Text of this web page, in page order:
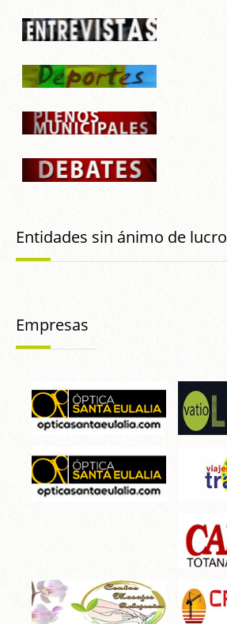
Entidades sin ánimo de lucro
Empresas